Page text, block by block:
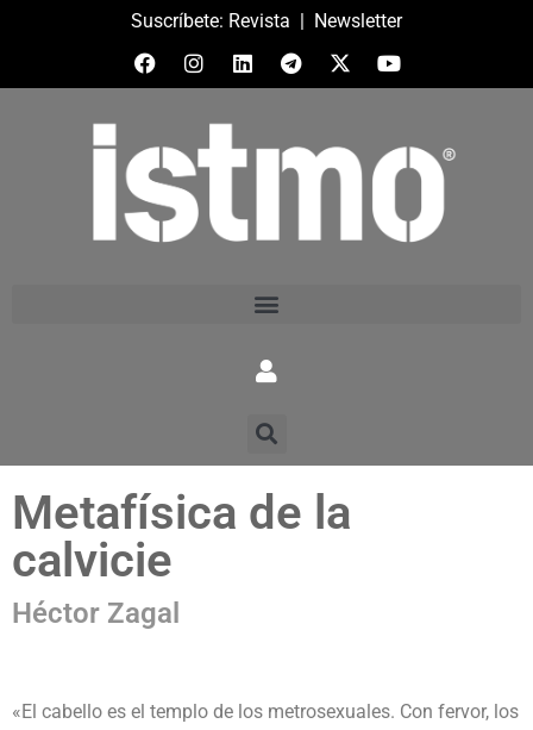
Suscríbete: Revista | Newsletter
Metafísica de la
calvicie
Héctor Zagal
«El cabello es el templo de los metrosexuales. Con fervor, los